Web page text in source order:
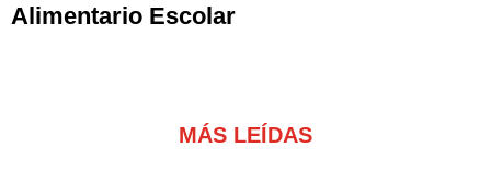
Alimentario Escolar
MÁS LEÍDAS